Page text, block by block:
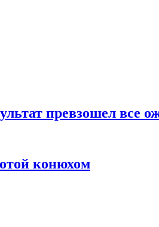
превзошел все
конюхом